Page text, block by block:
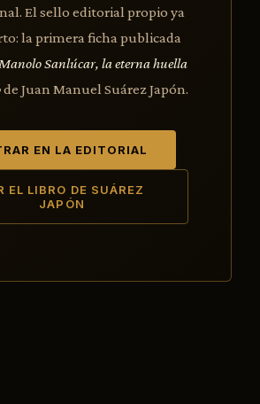
El sello editorial propio ya
la primera ficha publicada
Sanlúcar, la eterna huella
de Juan Manuel Suárez Japón.
EN LA EDITORIAL
EL LIBRO DE SUÁREZ
JAPÓN